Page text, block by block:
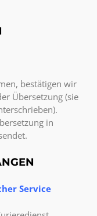
bestätigen wir
Übersetzung (sie
in
Service